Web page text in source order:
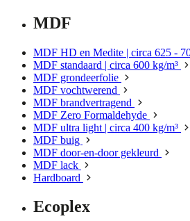
MDF
MDF HD en Medite | circa 625 -
MDF standaard | circa 600 kg/m³
MDF grondeerfolie
MDF vochtwerend
MDF brandvertragend
MDF Zero Formaldehyde
MDF ultra light | circa 400 kg/m³
MDF buig
MDF door-en-door gekleurd
MDF lack
Hardboard
Ecoplex